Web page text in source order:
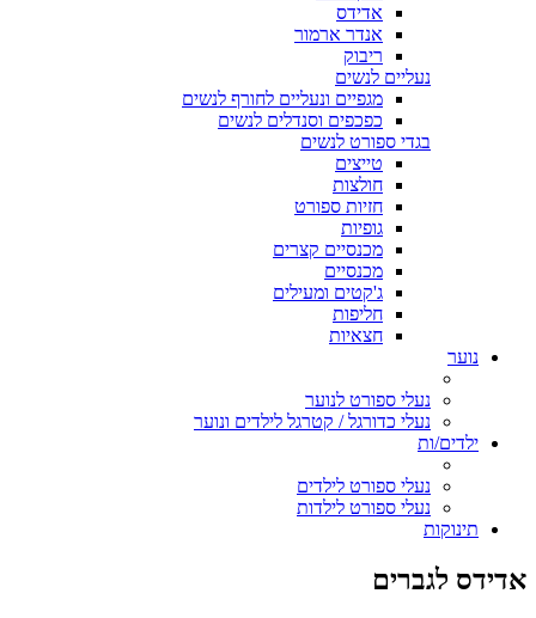
אדידס
אנדר ארמור
ריבוק
נעליים לנשים
מגפיים ונעליים לחורף לנשים
כפכפים וסנדלים לנשים
בגדי ספורט לנשים
טייצים
חולצות
חזיות ספורט
גופיות
מכנסיים קצרים
מכנסיים
ג'קטים ומעילים
חליפות
חצאיות
נוער
נעלי ספורט לנוער
נעלי כדורגל / קטרגל לילדים ונוער
ילדים/ות
נעלי ספורט לילדים
נעלי ספורט לילדות
תינוקות
אדידס לגברים